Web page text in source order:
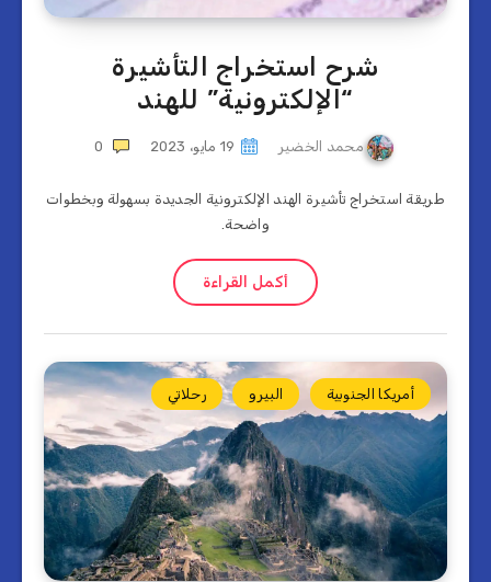
شرح استخراج التأشيرة
“الإلكترونية” للهند
محمد الخضير 19 مايو، 2023 0
طريقة استخراج تأشيرة الهند الإلكترونية الجديدة بسهولة وبخطوات
واضحة.
أكمل القراءة
أمريكا الجنوبية البيرو رحلاتي